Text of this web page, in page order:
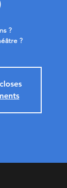
?
?